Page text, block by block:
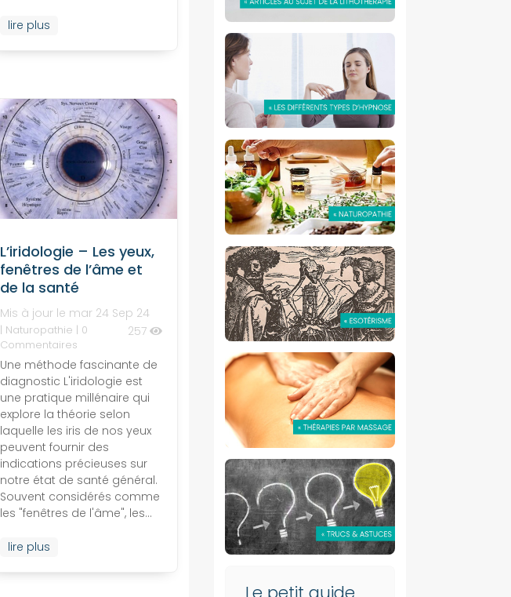
lire plus
L’iridologie – Les yeux,
fenêtres de l’âme et
de la santé
Mis à jour le mar 24 Sep 24
257
| Naturopathie | 0
Commentaires
Une méthode fascinante de
diagnostic L'iridologie est
une pratique millénaire qui
explore la théorie selon
laquelle les iris de nos yeux
peuvent fournir des
indications précieuses sur
notre état de santé général.
Souvent considérés comme
les "fenêtres de l'âme", les...
lire plus